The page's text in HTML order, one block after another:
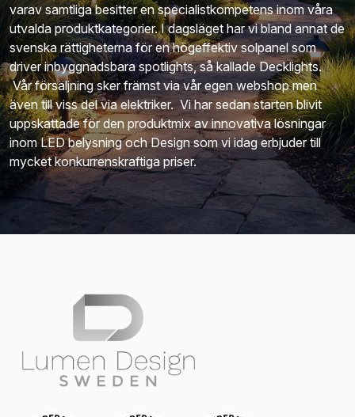
varav samtliga besitter en specialistkompetens inom våra
utvalda produktkategorier. I dagsläget har vi bland annat de
svenska rättigheterna för en högeffektiv solpanel som
driver inbyggnadsbara spotlights, så kallade Decklights.
Vår försäljning sker främst via vår egen webshop men
även till viss del via elektriker. Vi har sedan starten blivit
uppskattade för den produktmix av innovativa lösningar
inom LED belysning och Design som vi idag erbjuder till
mycket konkurrenskraftiga priser.